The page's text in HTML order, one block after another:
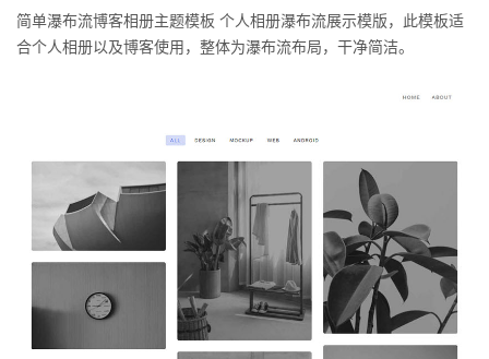
简单瀑布流博客相册主题模板 个人相册瀑布流展示模版，此模板适
合个人相册以及博客使用，整体为瀑布流布局，干净简洁。